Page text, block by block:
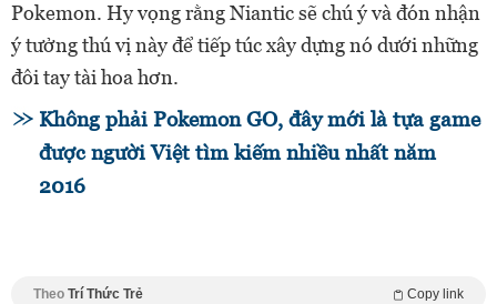
Pokemon. Hy vọng rằng Niantic sẽ chú ý và đón nhận
ý tưởng thú vị này để tiếp túc xây dựng nó dưới những
đôi tay tài hoa hơn.
Không phải Pokemon GO, đây mới là tựa game
được người Việt tìm kiếm nhiều nhất năm
2016
Theo Trí Thức Trẻ Copy link